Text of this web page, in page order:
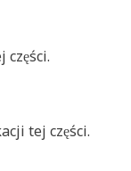
tej części.